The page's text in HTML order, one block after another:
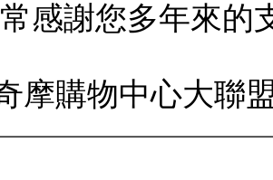
感謝您多年來的
摩購物中心大